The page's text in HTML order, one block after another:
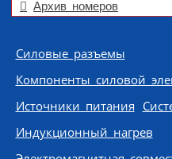
Архив номеров
Skip to content
Силовые разъемы
Компоненты силовой
Источники питания
Индукционный нагрев